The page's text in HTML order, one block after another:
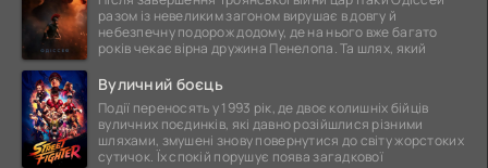
разом із невеликим загоном вирушає в довгу й
небезпечну подорож додому, де на нього вже багато
років чекає вірна дружина Пенелопа. Та шлях, який
Вуличний боєць
Події переносять у 1993 рік, де двоє колишніх бійців
вуличних поєдинків, які давно розійшлися різними
шляхами, змушені знову повернутися до світу жорстоких
сутичок. Їх спокій порушує поява загадкової